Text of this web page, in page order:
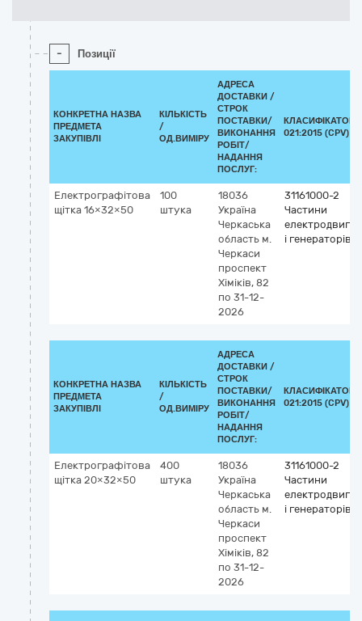
- Позиції
КОНКРЕТНА НАЗВА
ПРЕДМЕТА
ЗАКУПІВЛІ
КІЛЬКІСТЬ
/
ОД.ВИМІРУ
АДРЕСА
ДОСТАВКИ /
СТРОК
ПОСТАВКИ/
ВИКОНАННЯ
РОБІТ/
НАДАННЯ
ПОСЛУГ:
КЛАСИФІКАТОР
021:2015 (CPV)
Електрографітова
щітка 16×32×50
100
штука
18036
Україна
Черкаська
область м.
Черкаси
проспект
Хіміків, 82
по 31-12-
2026
31161000-2
Частини
і генераторів
КОНКРЕТНА НАЗВА
ПРЕДМЕТА
ЗАКУПІВЛІ
КІЛЬКІСТЬ
/
ОД.ВИМІРУ
АДРЕСА
ДОСТАВКИ /
СТРОК
ПОСТАВКИ/
ВИКОНАННЯ
РОБІТ/
НАДАННЯ
ПОСЛУГ:
КЛАСИФІКАТОР
021:2015 (CPV)
Електрографітова
щітка 20×32×50
400
штука
18036
Україна
Черкаська
область м.
Черкаси
проспект
Хіміків, 82
по 31-12-
2026
31161000-2
Частини
і генераторів